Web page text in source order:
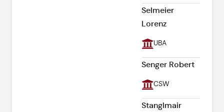
Selmeier
Lorenz
UBA
Senger Robert
CSW
Stanglmair